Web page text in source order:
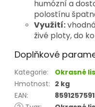
humózní a
polostínu
Využití:
živé ploty, do
Doplňkové
Kategorie:
Okrasné
Hmotnost: 2 kg
EAN: